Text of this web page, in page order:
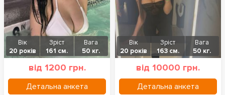
Вік
20 років
Зріст
161 см.
Вага
50 кг.
від 1200 грн.
Детальна анкета
Вік
20 років
Зріст
163 см.
Вага
50 кг.
від 10000 грн.
Детальна анкета